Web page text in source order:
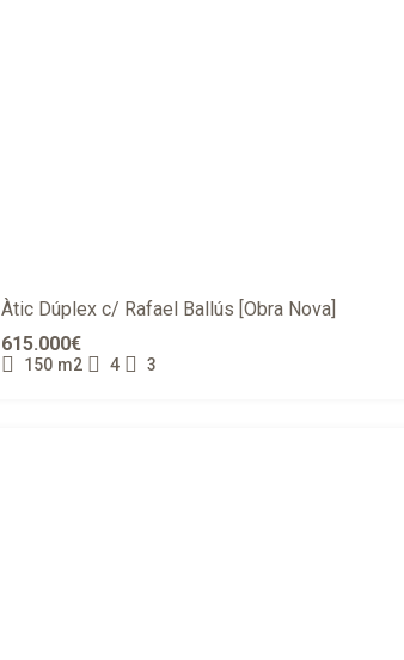
Àtic Dúplex c/ Rafael Ballús [Obra Nova]
615.000€
150 m2 4 3